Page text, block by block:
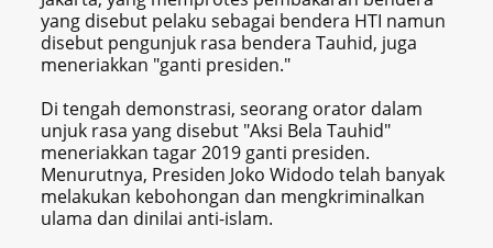
yang disebut pelaku sebagai bendera HTI namun
disebut pengunjuk rasa bendera Tauhid, juga
meneriakkan "ganti presiden."
Di tengah demonstrasi, seorang orator dalam
unjuk rasa yang disebut "Aksi Bela Tauhid"
meneriakkan tagar 2019 ganti presiden.
Menurutnya, Presiden Joko Widodo telah banyak
melakukan kebohongan dan mengkriminalkan
ulama dan dinilai anti-islam.